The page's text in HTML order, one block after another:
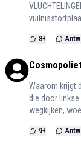
8+
Waarom krijgt
die door
wegkijken,
9+